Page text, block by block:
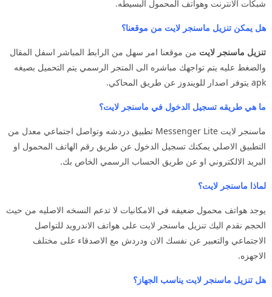
شبكات الانترنت وهواتف المحمول البسيطه.
هل يمكن تنزيل ماسنجر لايت من موقعنا؟
تنزيل ماسنجر لايت من موقعنا امر سهل من الرابط المباشر اسفل المقال
والضغط عليه يتم تواجهك مباشره الى المتجر الرسمي يتم التحميل بصيغه
apk يتوفر اصدار للويندوز عن طريق المحاكي.
ما هي طريقه تسجيل الدخول في ماسنجر لايت؟
ماسنجر لايت Messenger Lite تطبيق دردشه وتواصل اجتماعي معدل من
التطبيق الاصلي يمكنك تسجيل الدخول عن طريق رقم الهاتف المحمول او
البريد الالكتروني او عن طريق الحساب الرسمي الخاص بك.
لماذا ماسنجر لايت؟
يوجد هواتف محمول ضعيفه في الامكانيات لا تدعم النسخه الاصليه من حيث
الحجم نقدم اليك تنزيل ماسنجر لايت على هواتف الاندرويد للتواصل
الاجتماعي والتعبير عن نفسك الان ودردش مع الاصدقاء على مختلف
الاجهزه.
هل تنزيل ماسنجر لايت يناسب الجهاز؟